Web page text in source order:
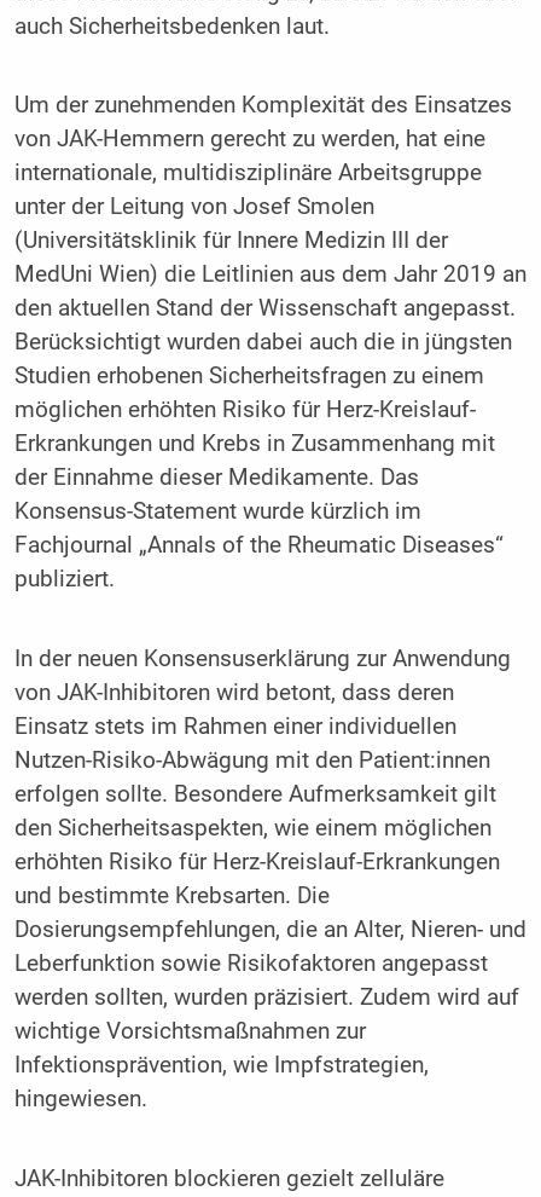
auch Sicherheitsbedenken laut.
Um der zunehmenden Komplexität des Einsatzes
von JAK-Hemmern gerecht zu werden, hat eine
internationale, multidisziplinäre Arbeitsgruppe
unter der Leitung von Josef Smolen
(Universitätsklinik für Innere Medizin III der
MedUni Wien) die Leitlinien aus dem Jahr 2019 an
den aktuellen Stand der Wissenschaft angepasst.
Berücksichtigt wurden dabei auch die in jüngsten
Studien erhobenen Sicherheitsfragen zu einem
möglichen erhöhten Risiko für Herz-Kreislauf-
Erkrankungen und Krebs in Zusammenhang mit
der Einnahme dieser Medikamente. Das
Konsensus-Statement wurde kürzlich im
Fachjournal „Annals of the Rheumatic Diseases“
publiziert.
In der neuen Konsensuserklärung zur Anwendung
von JAK-Inhibitoren wird betont, dass deren
Einsatz stets im Rahmen einer individuellen
Nutzen-Risiko-Abwägung mit den Patient:innen
erfolgen sollte. Besondere Aufmerksamkeit gilt
den Sicherheitsaspekten, wie einem möglichen
erhöhten Risiko für Herz-Kreislauf-Erkrankungen
und bestimmte Krebsarten. Die
Dosierungsempfehlungen, die an Alter, Nieren- und
Leberfunktion sowie Risikofaktoren angepasst
werden sollten, wurden präzisiert. Zudem wird auf
wichtige Vorsichtsmaßnahmen zur
Infektionsprävention, wie Impfstrategien,
hingewiesen.
JAK-Inhibitoren blockieren gezielt zelluläre